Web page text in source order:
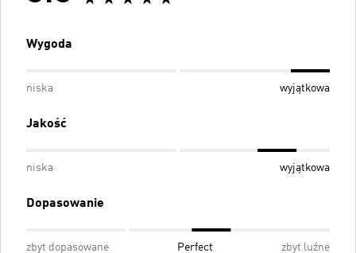
Wygoda
niska wyjątkowa
Jakość
niska wyjątkowa
Dopasowanie
zbyt dopasowane Perfect zbyt luźne